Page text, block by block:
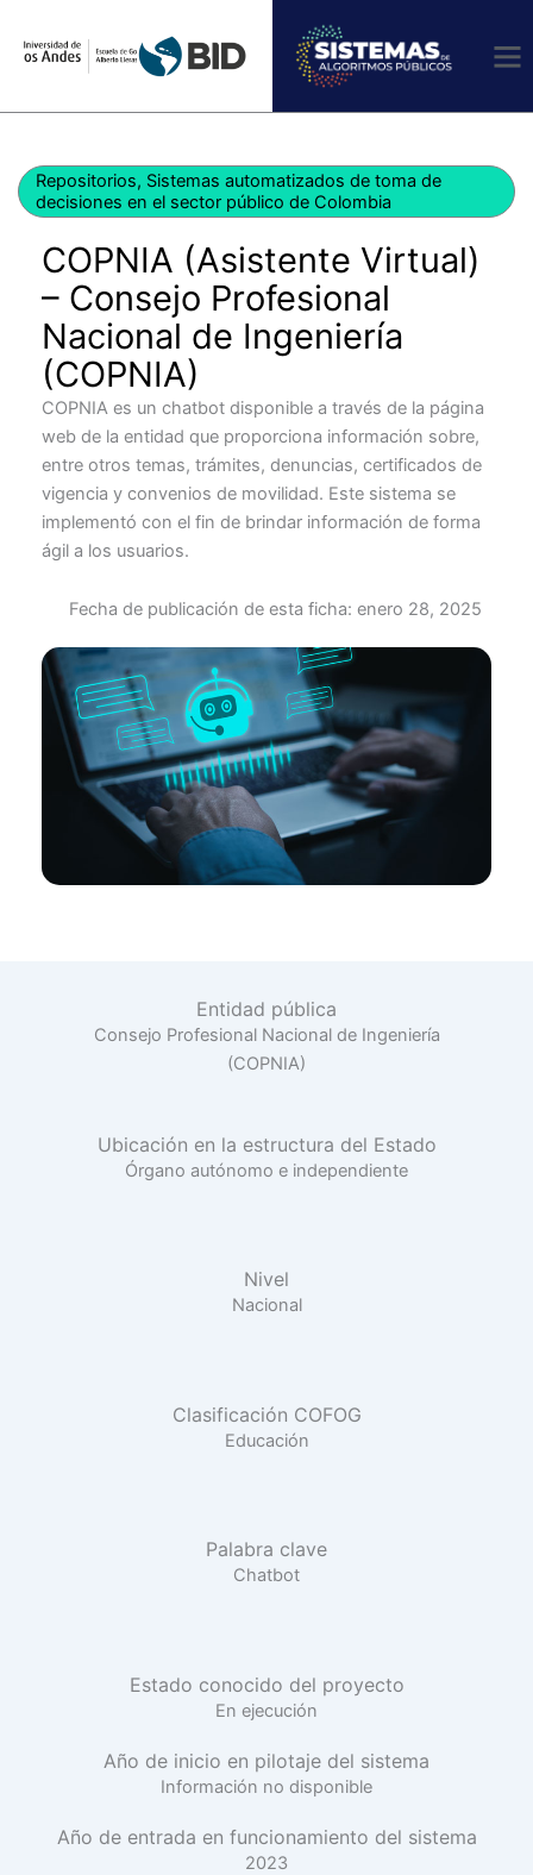
Repositorios, Sistemas automatizados de toma de
decisiones en el sector público de Colombia
COPNIA (Asistente Virtual)
– Consejo Profesional
Nacional de Ingeniería
(COPNIA)
COPNIA es un chatbot disponible a través de la página
web de la entidad que proporciona información sobre,
entre otros temas, trámites, denuncias, certificados de
vigencia y convenios de movilidad. Este sistema se
implementó con el fin de brindar información de forma
ágil a los usuarios.
Fecha de publicación de esta ficha: enero 28, 2025
Entidad pública
Consejo Profesional Nacional de Ingeniería
(COPNIA)
Ubicación en la estructura del Estado
Órgano autónomo e independiente
Nivel
Nacional
Clasificación COFOG
Educación
Palabra clave
Chatbot
Estado conocido del proyecto
En ejecución
Año de inicio en pilotaje del sistema
Información no disponible
Año de entrada en funcionamiento del sistema
2023